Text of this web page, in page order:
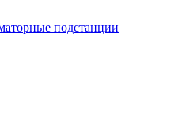
подстанции